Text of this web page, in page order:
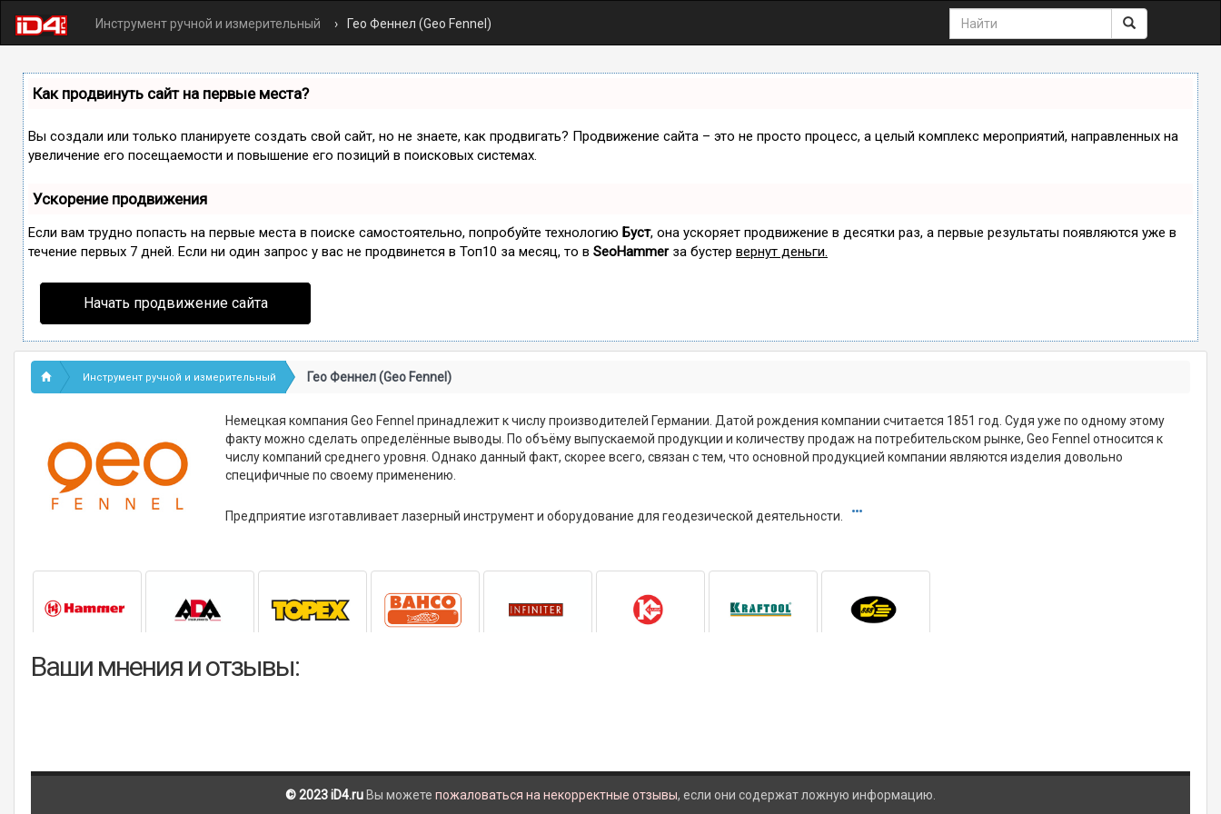
Инструмент ручной и измерительный Гео Феннел (Geo Fennel)
Как продвинуть сайт на первые места?
Вы создали или только планируете создать свой сайт, но не знаете, как продвигать? Продвижение сайта – это не просто процесс, а целый комплекс мероприятий, направленных на
увеличение его посещаемости и повышение его позиций в поисковых системах.
Ускорение продвижения
Если вам трудно попасть на первые места в поиске самостоятельно, попробуйте технологию Буст, она ускоряет продвижение в десятки раз, а первые результаты появляются уже в
течение первых 7 дней. Если ни один запрос у вас не продвинется в Топ10 за месяц, то в SeoHammerза бустер вернут деньги.
Начать продвижение сайта
Инструмент ручной и измерительный Гео Феннел (Geo Fennel)
Немецкая компания Geo Fennel принадлежит к числу производителей Германии. Датой рождения компании считается 1851 год. Судя уже по одному этому
факту можно сделать определённые выводы. По объёму выпускаемой продукции и количеству продаж на потребительском рынке, Geo Fennel относится к
числу компаний среднего уровня. Однако данный факт, скорее всего, связан с тем, что основной продукцией компании являются изделия довольно
специфичные по своему применению.
Предприятие изготавливает лазерный инструмент и оборудование для геодезической деятельности.
Ваши мнения и отзывы:
© 2023 iD4.ru Вы можете пожаловаться на некорректные отзывы, если они содержат ложную информацию.